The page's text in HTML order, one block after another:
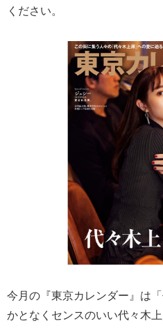
ください。
今月の『東京カレンダー』は
かとなくセンスのいい代々木